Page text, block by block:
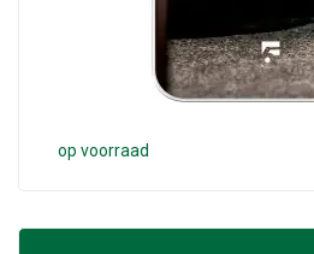
op voorraad